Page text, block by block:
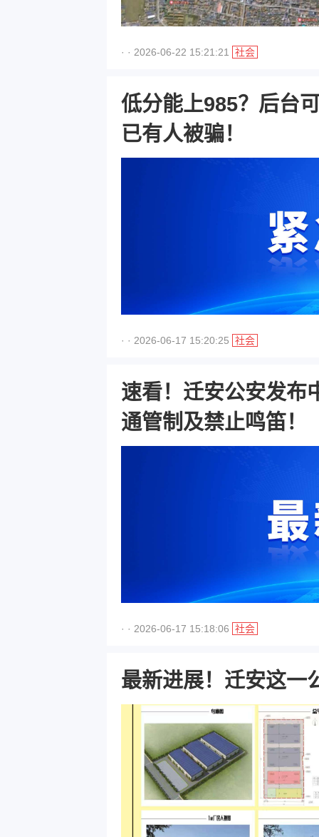
· · 2026-06-22 15:21:21 社会
低分能上985？后台
已有人被骗！
· · 2026-06-17 15:20:25 社会
速看！迁安公安发布
通管制及禁止鸣笛！
· · 2026-06-17 15:18:06 社会
最新进展！迁安这一